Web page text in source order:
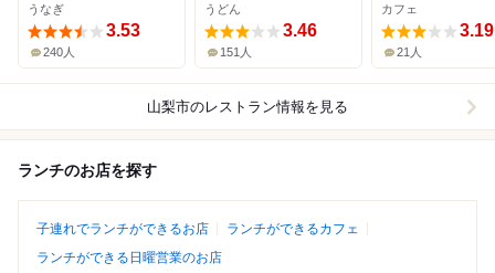
うなぎ
3.53
240人
うどん
3.46
151人
カフェ
3.19
21人
山梨市のレストラン情報を見る
ランチのお店を探す
子連れでランチができるお店
ランチができるカフェ
ランチができる日曜営業のお店